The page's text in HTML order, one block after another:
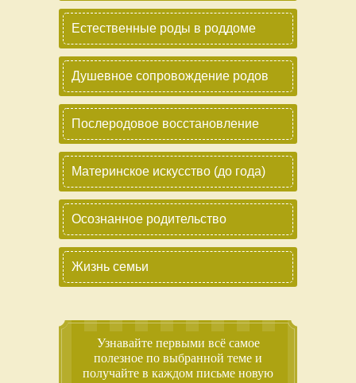
Естественные роды в роддоме
Душевное сопровождение родов
Послеродовое восстановление
Материнское искусство (до года)
Осознанное родительство
Жизнь семьи
Узнавайте первыми всё самое
полезное по выбранной теме и
получайте в каждом письме новую